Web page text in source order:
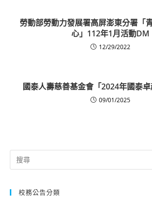
勞動部勞動力發展署高屏澎東分署「
心」112年1月活動DM
12/29/2022
國泰人壽慈善基金會「2024年國泰卓
09/01/2025
Search
for:
校務公告分類